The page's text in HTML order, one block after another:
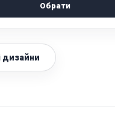
Обрати
дизайни